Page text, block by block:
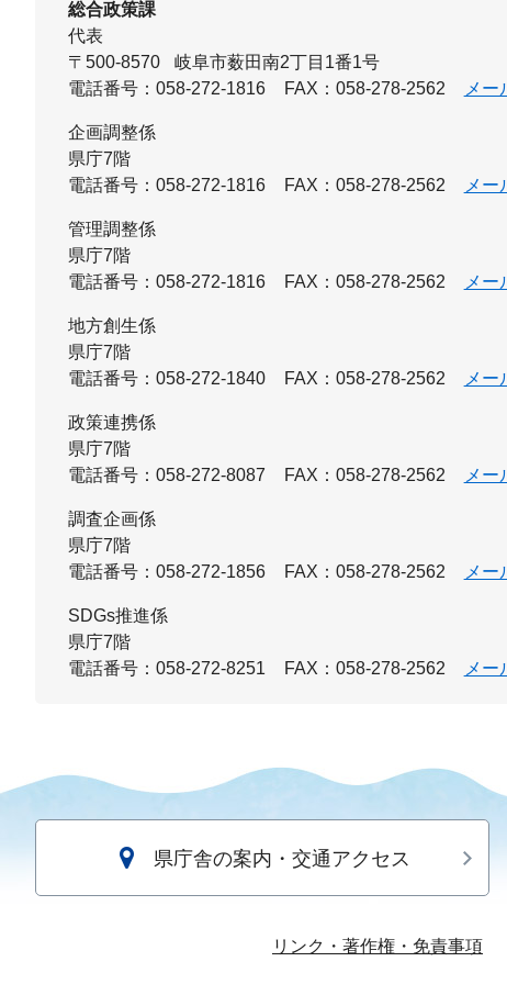
総合政策課
代表
〒500-8570
岐阜市薮田南2丁目1番1号
電話番号：058-272-1816
FAX：058-278-2562 メー
企画調整係
県庁7階
電話番号：058-272-1816
FAX：058-278-2562 メー
管理調整係
県庁7階
電話番号：058-272-1816
FAX：058-278-2562 メー
地方創生係
県庁7階
電話番号：058-272-1840
FAX：058-278-2562 メー
政策連携係
県庁7階
電話番号：058-272-8087
FAX：058-278-2562 メー
調査企画係
県庁7階
電話番号：058-272-1856
FAX：058-278-2562 メー
SDGs推進係
県庁7階
電話番号：058-272-8251
FAX：058-278-2562 メー
県庁舎の案内・交通アクセス
リンク・著作権・免責事項